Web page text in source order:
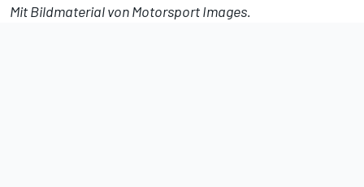
Mit Bildmaterial vonMotorsport Images.